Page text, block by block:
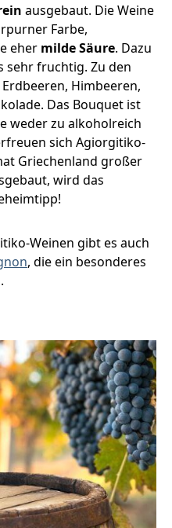
ausgebaut. Die Weine
Farbe,
eher milde Säure. Dazu
sehr fruchtig. Zu den
Himbeeren,
Das Bouquet ist
weder zu alkoholreich
sich Agiorgitiko-
Griechenland großer
wird das
Weinen gibt es auch
, die ein besonderes